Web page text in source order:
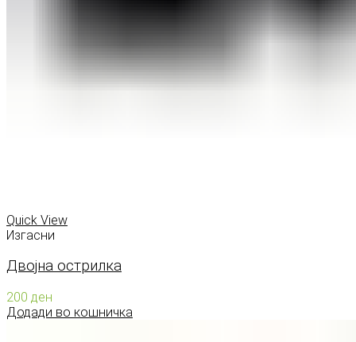
Quick View
Изгасни
Двојна острилка
200 ден
Додади во кошничка